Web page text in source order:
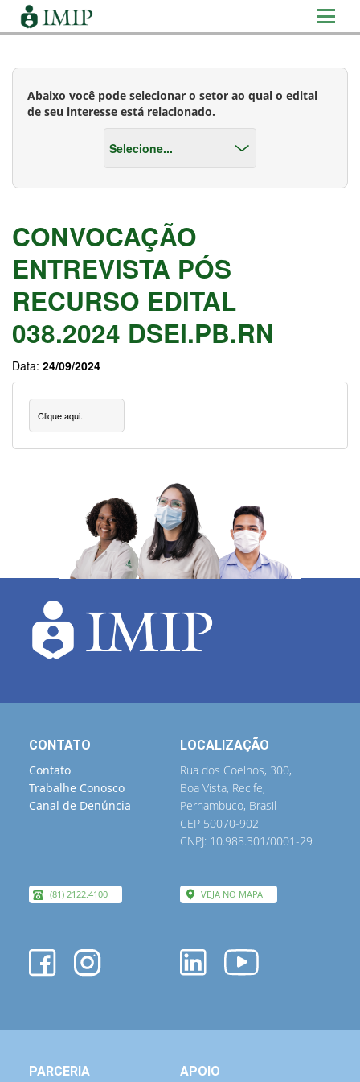
Abaixo você pode selecionar o setor ao qual o edital
de seu interesse está relacionado.
CONVOCAÇÃO
ENTREVISTA PÓS
RECURSO EDITAL
038.2024 DSEI.PB.RN
Data: 24/09/2024
Clique aqui.
CONTATO
Contato
Trabalhe Conosco
Canal de Denúncia
(81) 2122.4100
LOCALIZAÇÃO
Rua dos Coelhos, 300,
Boa Vista, Recife,
Pernambuco, Brasil
CEP 50070-902
CNPJ: 10.988.301/0001-29
VEJA NO MAPA
PARCERIA APOIO